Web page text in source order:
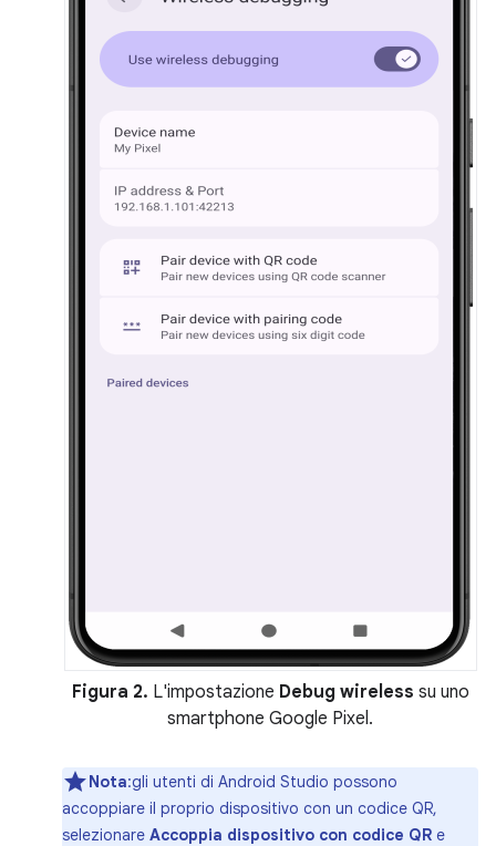
Figura 2. L'impostazione Debug wireless su uno
smartphone Google Pixel.
Nota:gli utenti di Android Studio possono
accoppiare il proprio dispositivo con un codice QR,
selezionare Accoppia dispositivo con codice QR e